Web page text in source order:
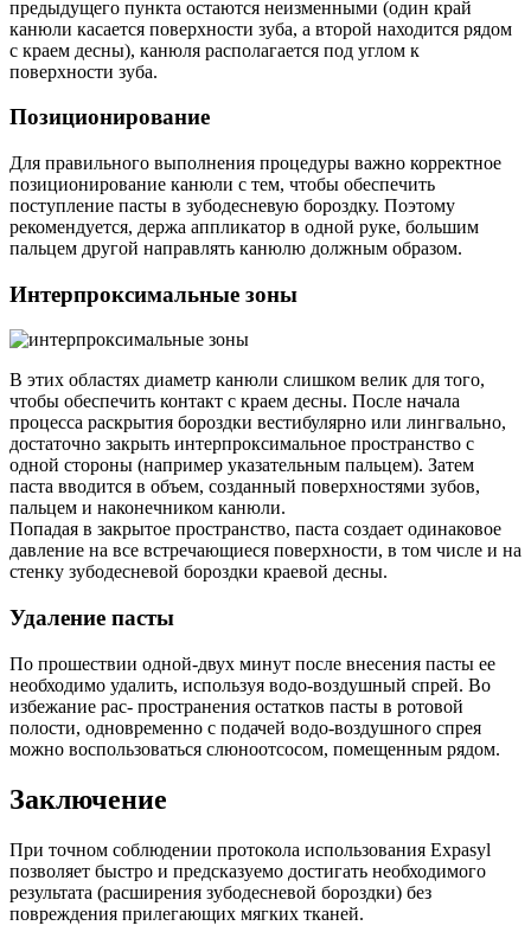
предыдущего пункта остаются неизменными (один край
канюли касается поверхности зуба, а второй находится рядом
с краем десны), канюля располагается под углом к
поверхности зуба.
Позиционирование
Для правильного выполнения процедуры важно корректное
позиционирование канюли с тем, чтобы обеспечить
поступление пасты в зубодесневую бороздку. Поэтому
рекомендуется, держа аппликатор в одной руке, большим
пальцем другой направлять канюлю должным образом.
Интерпроксимальные зоны
В этих областях диаметр канюли слишком велик для того,
чтобы обеспечить контакт с краем десны. После начала
процесса раскрытия бороздки вестибулярно или лингвально,
достаточно закрыть интерпроксимальное пространство с
одной стороны (например указательным пальцем). Затем
паста вводится в объем, созданный поверхностями зубов,
пальцем и наконечником канюли.
Попадая в закрытое пространство, паста создает одинаковое
давление на все встречающиеся поверхности, в том числе и на
стенку зубодесневой бороздки краевой десны.
Удаление пасты
По прошествии одной-двух минут после внесения пасты ее
необходимо удалить, используя водо-воздушный спрей. Во
избежание рас- пространения остатков пасты в ротовой
полости, одновременно с подачей водо-воздушного спрея
можно воспользоваться слюноотсосом, помещенным рядом.
Заключение
При точном соблюдении протокола использования Expasyl
позволяет быстро и предсказуемо достигать необходимого
результата (расширения зубодесневой бороздки) без
повреждения прилегающих мягких тканей.